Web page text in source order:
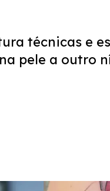
técnicas e
pele a outro